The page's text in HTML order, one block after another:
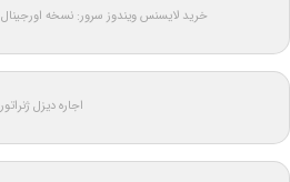
خرید لایسنس ویندوز سرور: نسخه اورجینال Windows Server 2025
اجاره دیزل ژنراتور